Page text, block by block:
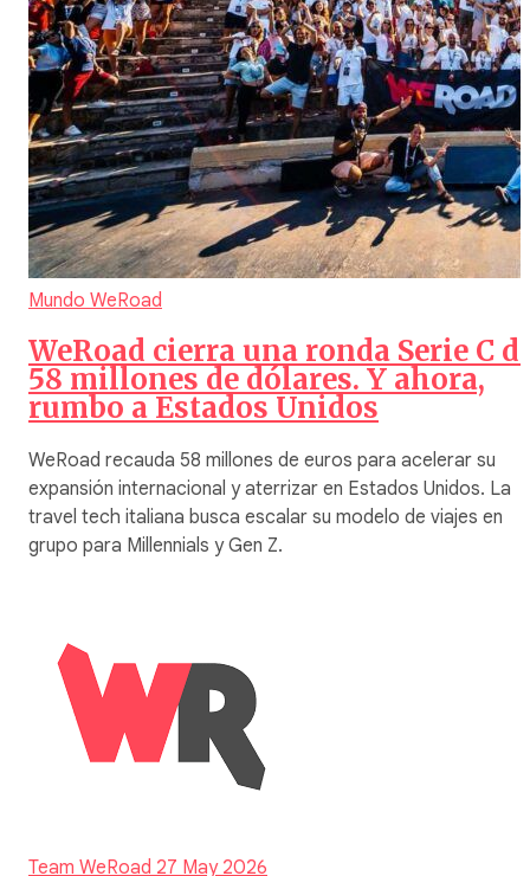
Mundo WeRoad
WeRoad cierra una ronda Serie C
58 millones de dólares. Y ahora,
rumbo a Estados Unidos
WeRoad recauda 58 millones de euros para acelerar su
expansión internacional y aterrizar en Estados Unidos. La
travel tech italiana busca escalar su modelo de viajes en
grupo para Millennials y Gen Z.
Team WeRoad 27 May 2026